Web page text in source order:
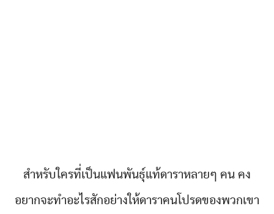
สำหรับใครที่เป็นแฟนพันธุ์แท้ดาราหลายๆ คน คง
อยากจะทำอะไรสักอย่างให้ดาราคนโปรดของพวกเขา